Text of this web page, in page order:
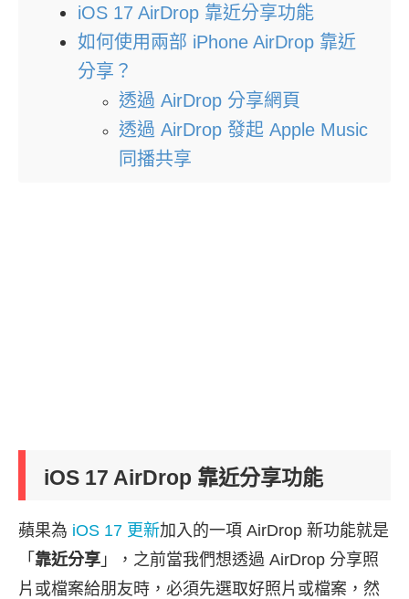
iOS 17 AirDrop 靠近分享功能
如何使用兩部 iPhone AirDrop 靠近
分享？
透過 AirDrop 分享網頁
透過 AirDrop 發起 Apple Music
同播共享
iOS 17 AirDrop 靠近分享功能
蘋果為 iOS 17 更新加入的一項 AirDrop 新功能就是
「 靠近分享 」，之前當我們想透過 AirDrop 分享照
片或檔案給朋友時，必須先選取好照片或檔案，然